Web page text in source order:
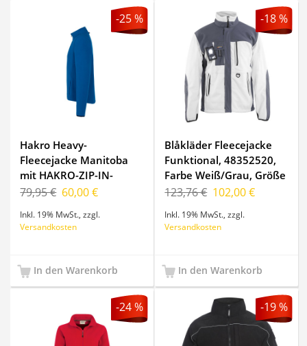
-25 %
Hakro Heavy-
Fleecejacke Manitoba
mit HAKRO-ZIP-IN-
SYSTEM, Farbe royalblau,
79,95 € 60,00 €
Inkl. 19% MwSt.,zzgl.
Versandkosten
In den Warenkorb
-18 %
Blåkläder Fleecejacke
Funktional, 48352520,
Farbe Weiß/Grau, Größe
S
123,76 € 102,00 €
Inkl. 19% MwSt.,zzgl.
Versandkosten
In den Warenkorb
-24 % -19 %